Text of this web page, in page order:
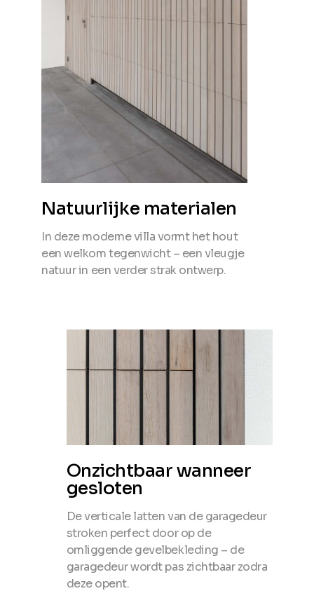
Natuurlijke materialen
In deze moderne villa vormt het hout
een welkom tegenwicht – een vleugje
natuur in een verder strak ontwerp.
Onzichtbaar wanneer
gesloten
De verticale latten van de garagedeur
stroken perfect door op de
omliggende gevelbekleding – de
garagedeur wordt pas zichtbaar zodra
deze opent.